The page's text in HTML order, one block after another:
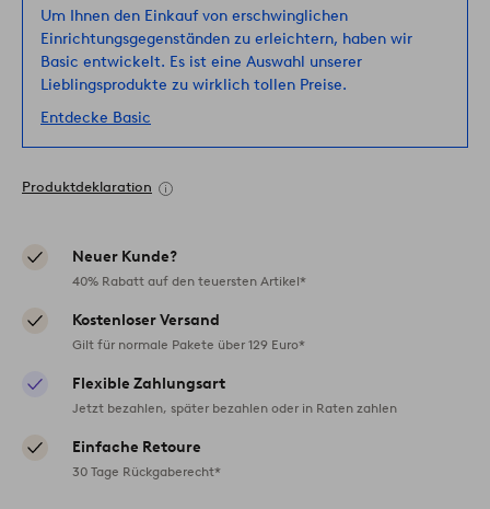
Um Ihnen den Einkauf von erschwinglichen
Einrichtungsgegenständen zu erleichtern, haben wir
Basic entwickelt. Es ist eine Auswahl unserer
Lieblingsprodukte zu wirklich tollen Preise.
Entdecke Basic
Produktdeklaration
Neuer Kunde?
40% Rabatt auf den teuersten Artikel*
Kostenloser Versand
Gilt für normale Pakete über 129 Euro*
Flexible Zahlungsart
Jetzt bezahlen, später bezahlen oder in Raten zahlen
Einfache Retoure
30 Tage Rückgaberecht*